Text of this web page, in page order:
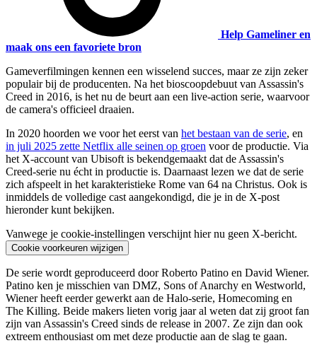
Help Gameliner en
maak ons een favoriete bron
Gameverfilmingen kennen een wisselend succes, maar ze zijn zeker
populair bij de producenten. Na het bioscoopdebuut van Assassin's
Creed in 2016, is het nu de beurt aan een live-action serie, waarvoor
de camera's officieel draaien.
In 2020 hoorden we voor het eerst van het bestaan van de serie, en
in juli 2025 zette Netflix alle seinen op groen voor de productie. Via
het X-account van Ubisoft is bekendgemaakt dat de Assassin's
Creed-serie nu écht in productie is. Daarnaast lezen we dat de serie
zich afspeelt in het karakteristieke Rome van 64 na Christus. Ook is
inmiddels de volledige cast aangekondigd, die je in de X-post
hieronder kunt bekijken.
Vanwege je cookie-instellingen verschijnt hier nu geen X-bericht.
Cookie voorkeuren wijzigen
De serie wordt geproduceerd door Roberto Patino en David Wiener.
Patino ken je misschien van DMZ, Sons of Anarchy en Westworld,
Wiener heeft eerder gewerkt aan de Halo-serie, Homecoming en
The Killing. Beide makers lieten vorig jaar al weten dat zij groot fan
zijn van Assassin's Creed sinds de release in 2007. Ze zijn dan ook
extreem enthousiast om met deze productie aan de slag te gaan.